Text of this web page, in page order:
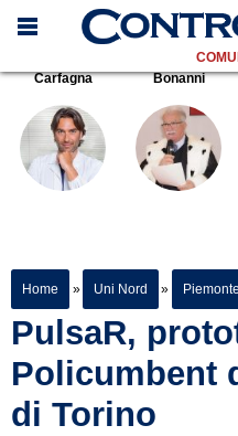
Carfagna
Bonanni
Home » Uni Nord » Piemonte
PulsaR,
Policumbent
di Torino